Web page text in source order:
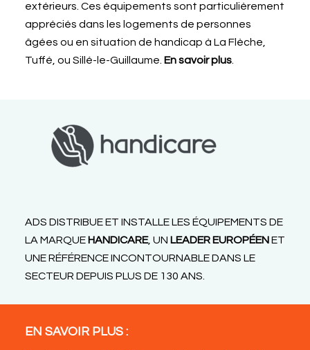
extérieurs. Ces équipements sont particulièrement
appréciés dans les logements de personnes
âgées ou en situation de handicap à La Flèche,
Tuffé, ou Sillé-le-Guillaume. En savoir plus.
ADS DISTRIBUE ET INSTALLE LES ÉQUIPEMENTS DE
LA MARQUEHANDICARE, UN LEADER EUROPÉENET
UNE RÉFÉRENCE INCONTOURNABLE DANS LE
SECTEUR DEPUIS PLUS DE 130 ANS.
EN SAVOIR PLUS :